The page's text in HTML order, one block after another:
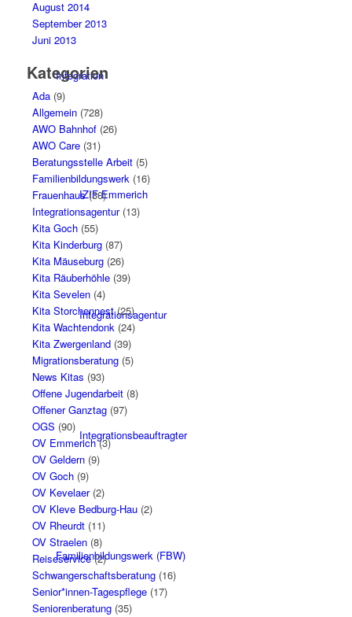
Integration
IZIF-Emmerich
Integrationsagentur
Integrationsbeauftragter
Familienbildungswerk (FBW)
August 2014
September 2013
Juni 2013
Kategorien
Ada(9)
Allgemein(728)
AWO Bahnhof(26)
AWO Care(31)
Beratungsstelle Arbeit(5)
Familienbildungswerk(16)
Frauenhaus(30)
Integrationsagentur(13)
Kita Goch(55)
Kita Kinderburg(87)
Kita Mäuseburg(26)
Kita Räuberhöhle(39)
Kita Sevelen(4)
Kita Storchennest(25)
Kita Wachtendonk(24)
Kita Zwergenland(39)
Migrationsberatung(5)
News Kitas (93)
Offene Jugendarbeit(8)
Offener Ganztag(97)
OGS (90)
OV Emmerich(3)
OV Geldern(9)
OV Goch(9)
OV Kevelaer(2)
OV Kleve Bedburg-Hau(2)
OV Rheurdt(11)
OV Straelen(8)
Reiseservice(2)
Schwangerschaftsberatung(16)
Senior*innen-Tagespflege(17)
Seniorenberatung(35)